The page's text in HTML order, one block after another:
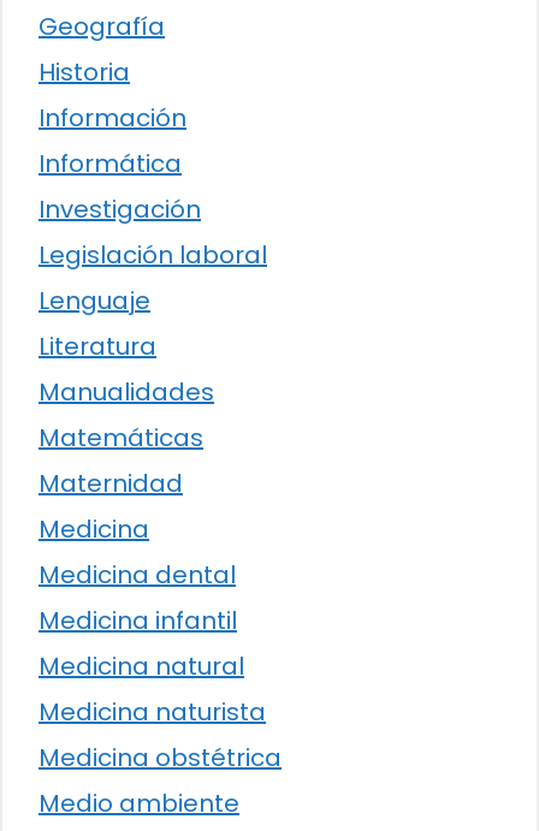
Geografía
Historia
Información
Informática
Investigación
Legislación laboral
Lenguaje
Literatura
Manualidades
Matemáticas
Maternidad
Medicina
Medicina dental
Medicina infantil
Medicina natural
Medicina naturista
Medicina obstétrica
Medio ambiente